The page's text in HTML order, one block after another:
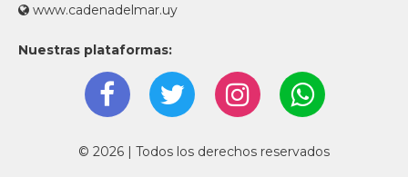
www.cadenadelmar.uy
Nuestras plataformas:
© 2026 | Todos los derechos reservados